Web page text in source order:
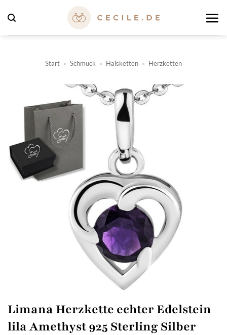
Inhalt
springen
Start » Schmuck » Halsketten » Herzketten
Limana Herzkette echter Edelstein
lila Amethyst 925 Sterling Silber